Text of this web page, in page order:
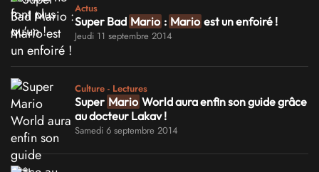
Actus
Super Bad Mario : Mario est un enfoiré !
Jeudi 11 septembre 2014
Culture - Lectures
Super Mario World aura enfin son guide grâce
au docteur Lakav !
Samedi 6 septembre 2014